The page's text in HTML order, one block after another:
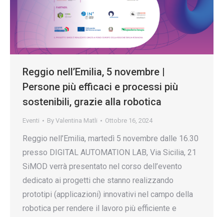
Reggio nell’Emilia, 5 novembre |
Persone più efficaci e processi più
sostenibili, grazie alla robotica
Eventi By Valentina Matli Ottobre 16, 2024
Reggio nell’Emilia, martedì 5 novembre dalle 16.30
presso DIGITAL AUTOMATION LAB, Via Sicilia, 21
SiMOD verrà presentato nel corso dell’evento
dedicato ai progetti che stanno realizzando
prototipi (applicazioni) innovativi nel campo della
robotica per rendere il lavoro più efficiente e